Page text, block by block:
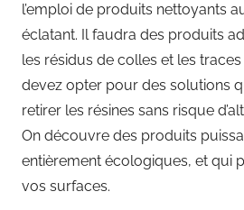
l’emploi de produits nettoyants
éclatant. Il faudra des produits
les résidus de colles et les
devez opter pour des solutions
retirer les résines sans risque
On découvre des produits
entièrement écologiques, et qui
vos surfaces.